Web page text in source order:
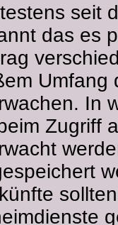
seit
das es
Umfang
In
Zugriff